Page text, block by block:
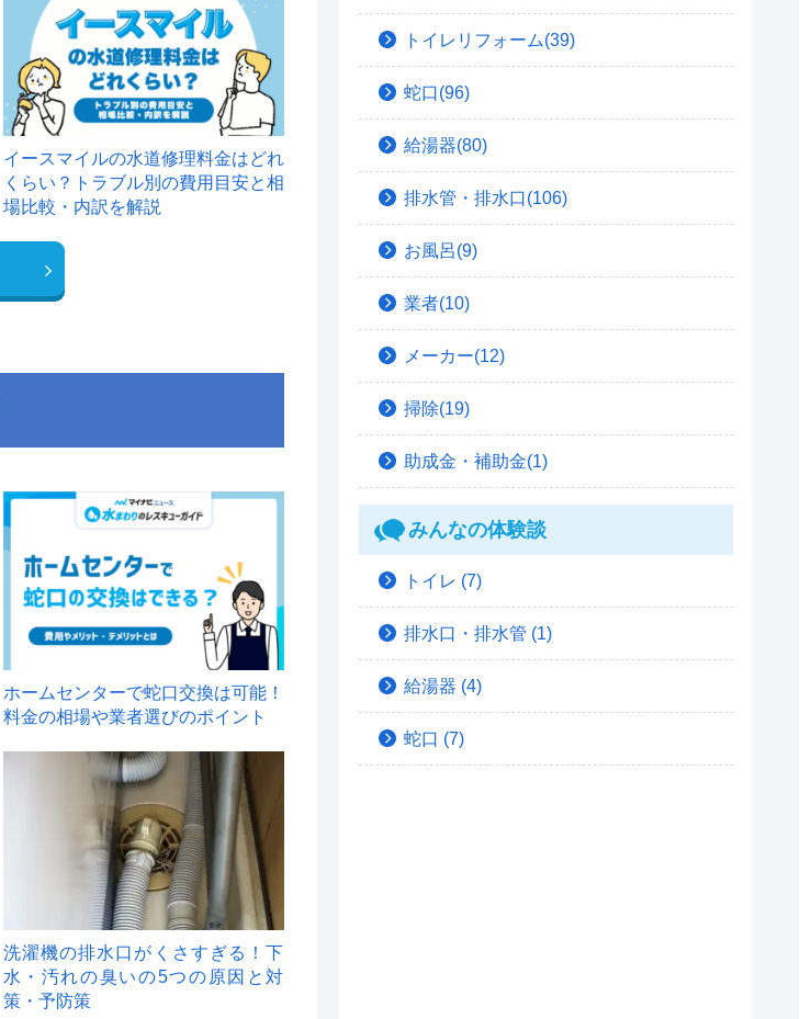
イースマイルの水道修理料金はどれ
くらい？トラブル別の費用目安と相
場比較・内訳を解説
ホームセンターで蛇口交換は可能！
料金の相場や業者選びのポイント
洗濯機の排水口がくさすぎる！下
水・汚れの臭いの5つの原因と対
策・予防策
トイレリフォーム(39)
蛇口(96)
給湯器(80)
排水管・排水口(106)
お風呂(9)
業者(10)
メーカー(12)
掃除(19)
助成金・補助金(1)
みんなの体験談
トイレ (7)
排水口・排水管 (1)
給湯器 (4)
蛇口 (7)